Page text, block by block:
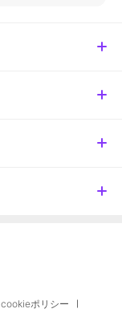
cookieポリシー